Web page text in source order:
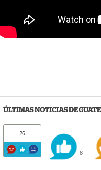
ÚLTIMAS NOTICIAS DE
26
8